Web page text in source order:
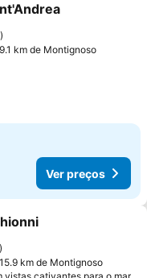
aos favoritos
km de Montignoso
Ver preços
aos favoritos
km de Montignoso